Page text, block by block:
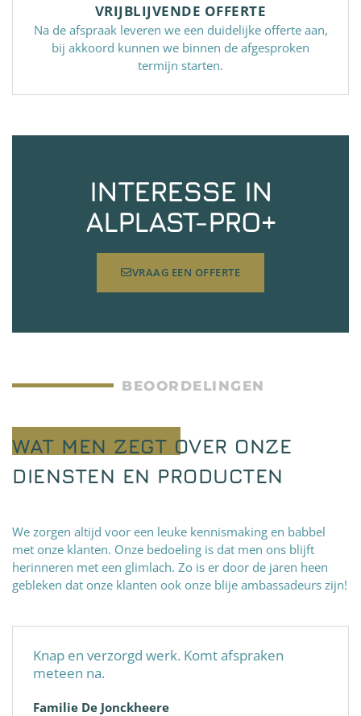
VRIJBLIJVENDE OFFERTE
Na de afspraak leveren we een duidelijke offerte aan,
bij akkoord kunnen we binnen de afgesproken
termijn starten.
INTERESSE IN
ALPLAST-PRO+
VRAAG EEN OFFERTE
BEOORDELINGEN
WAT MEN ZEGT OVER ONZE
DIENSTEN EN PRODUCTEN
We zorgen altijd voor een leuke kennismaking en babbel
met onze klanten. Onze bedoeling is dat men ons blijft
herinneren met een glimlach. Zo is er door de jaren heen
gebleken dat onze klanten ook onze blije ambassadeurs zijn!
Knap en verzorgd werk. Komt afspraken
meteen na.
Familie De Jonckheere